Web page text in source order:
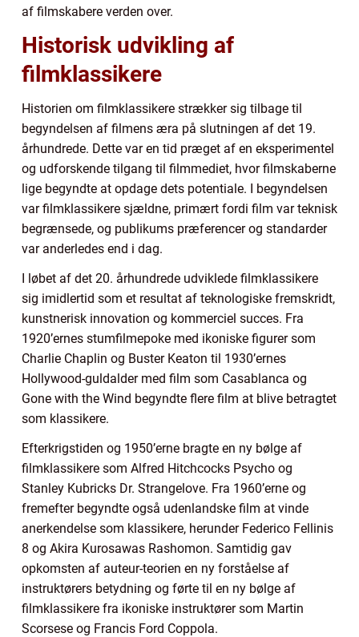
af filmskabere verden over.
Historisk udvikling af
filmklassikere
Historien om filmklassikere strækker sig tilbage til
begyndelsen af filmens æra på slutningen af det 19.
århundrede. Dette var en tid præget af en eksperimentel
og udforskende tilgang til filmmediet, hvor filmskaberne
lige begyndte at opdage dets potentiale. I begyndelsen
var filmklassikere sjældne, primært fordi film var teknisk
begrænsede, og publikums præferencer og standarder
var anderledes end i dag.
I løbet af det 20. århundrede udviklede filmklassikere
sig imidlertid som et resultat af teknologiske fremskridt,
kunstnerisk innovation og kommerciel succes. Fra
1920’ernes stumfilmepoke med ikoniske figurer som
Charlie Chaplin og Buster Keaton til 1930’ernes
Hollywood-guldalder med film som Casablanca og
Gone with the Wind begyndte flere film at blive betragtet
som klassikere.
Efterkrigstiden og 1950’erne bragte en ny bølge af
filmklassikere som Alfred Hitchcocks Psycho og
Stanley Kubricks Dr. Strangelove. Fra 1960’erne og
fremefter begyndte også udenlandske film at vinde
anerkendelse som klassikere, herunder Federico Fellinis
8 og Akira Kurosawas Rashomon. Samtidig gav
opkomsten af auteur-teorien en ny forståelse af
instruktørers betydning og førte til en ny bølge af
filmklassikere fra ikoniske instruktører som Martin
Scorsese og Francis Ford Coppola.